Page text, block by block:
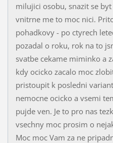
milujici osobu, snazit se
vnitrne me to moc nici.
pohadkovy - po ctyrech
pozadal o roku, rok na to
svatbe cekame miminko a
kdy ocicko zacalo moc
pristoupit k posledni
nemocne ocicko a vsemi
pujde ven. Je to pro nas
vsechny moc prosim o
Moc moc Vam za ne